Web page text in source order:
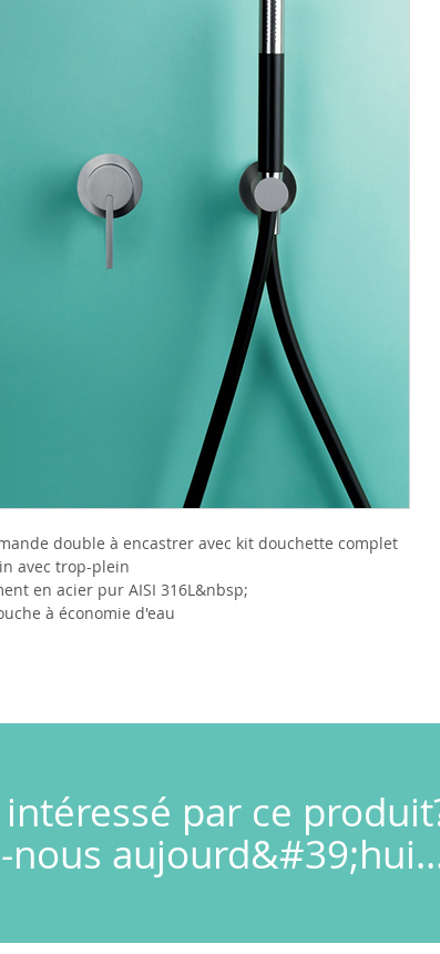
double à encastrer avec kit douchette complet
avec trop-plein
en acier pur AISI 316L&nbsp;
à économie d'eau
par ce
nous